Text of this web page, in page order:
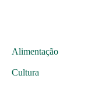
Alimentação
Cultura